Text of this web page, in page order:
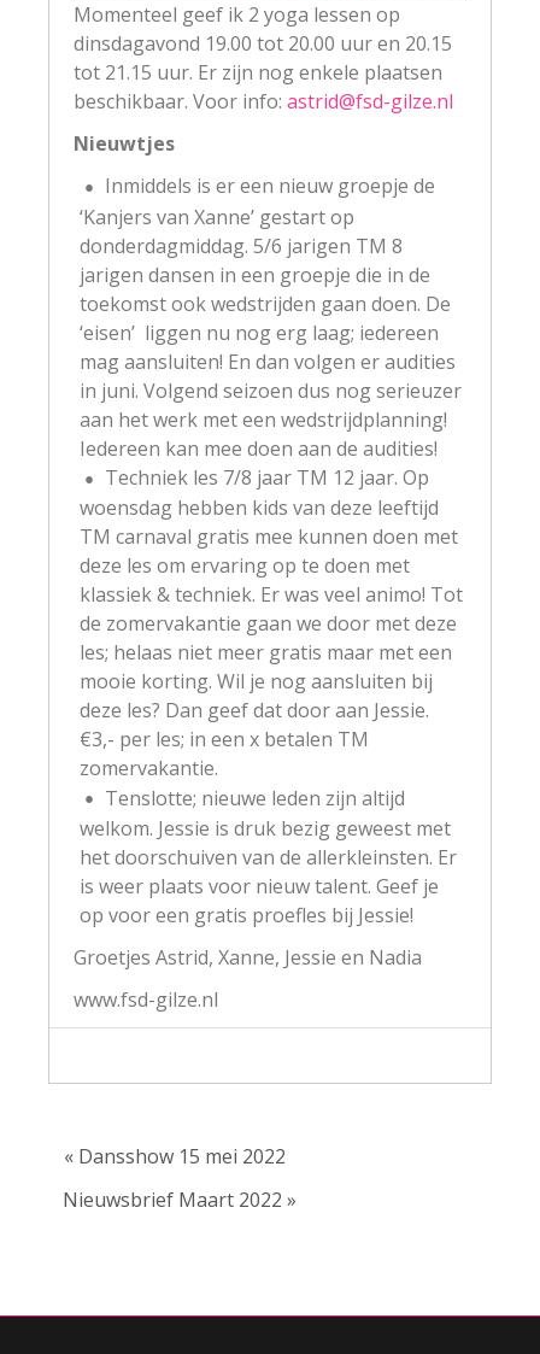
Momenteel geef ik 2 yoga lessen op
dinsdagavond 19.00 tot 20.00 uur en 20.15
tot 21.15 uur. Er zijn nog enkele plaatsen
beschikbaar. Voor info: astrid@fsd-gilze.nl
Nieuwtjes
Inmiddels is er een nieuw groepje de
‘Kanjers van Xanne’ gestart op
donderdagmiddag. 5/6 jarigen TM 8
jarigen dansen in een groepje die in de
toekomst ook wedstrijden gaan doen. De
‘eisen’ liggen nu nog erg laag; iedereen
mag aansluiten! En dan volgen er audities
in juni. Volgend seizoen dus nog serieuzer
aan het werk met een wedstrijdplanning!
Iedereen kan mee doen aan de audities!
Techniek les 7/8 jaar TM 12 jaar. Op
woensdag hebben kids van deze leeftijd
TM carnaval gratis mee kunnen doen met
deze les om ervaring op te doen met
klassiek & techniek. Er was veel animo! Tot
de zomervakantie gaan we door met deze
les; helaas niet meer gratis maar met een
mooie korting. Wil je nog aansluiten bij
deze les? Dan geef dat door aan Jessie.
€3,- per les; in een x betalen TM
zomervakantie.
Tenslotte; nieuwe leden zijn altijd
welkom. Jessie is druk bezig geweest met
het doorschuiven van de allerkleinsten. Er
is weer plaats voor nieuw talent. Geef je
op voor een gratis proefles bij Jessie!
Groetjes Astrid, Xanne, Jessie en Nadia
www.fsd-gilze.nl
« Dansshow 15 mei 2022
Nieuwsbrief Maart 2022 »